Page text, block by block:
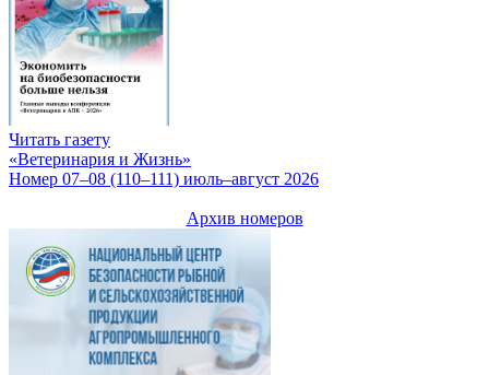
Читать газету
«Ветеринария и Жизнь»
Номер 07–08 (110–111) июль–август 2026
Архив номеров